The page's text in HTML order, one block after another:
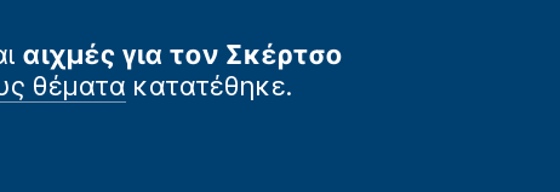
αιχμές για τον Σκέρτσο
θέματα κατατέθηκε.